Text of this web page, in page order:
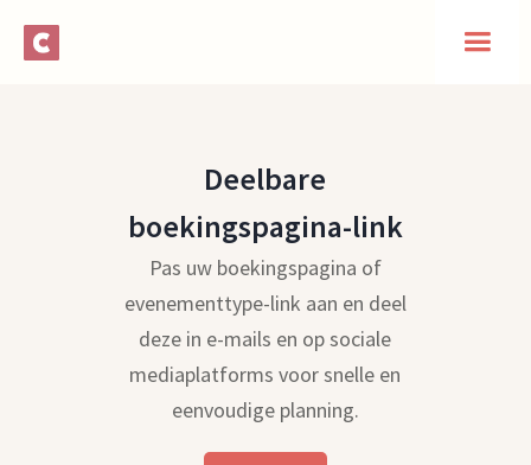
Deelbare
boekingspagina-link
Pas uw boekingspagina of
evenementtype-link aan en deel
deze in e-mails en op sociale
mediaplatforms voor snelle en
eenvoudige planning.